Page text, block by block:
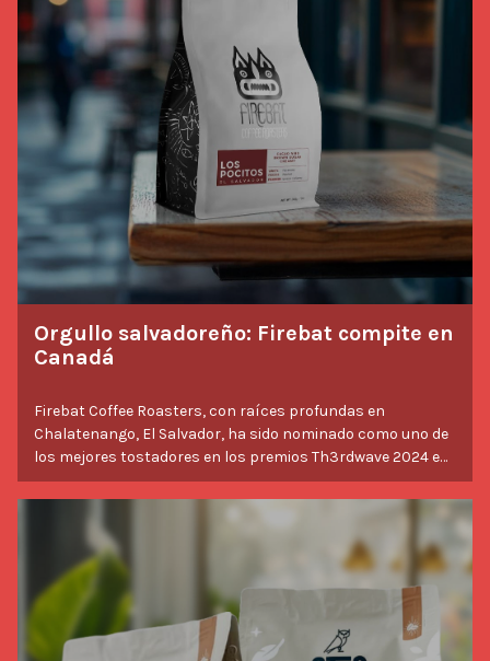
Orgullo salvadoreño: Firebat compite en
Canadá
Firebat Coffee Roasters, con raíces profundas en
Chalatenango, El Salvador, ha sido nominado como uno de
los mejores tostadores en los premios Th3rdwave 2024 en
Canadá.
Saborear historias